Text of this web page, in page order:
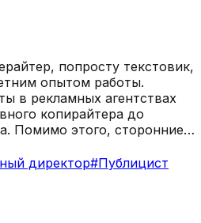
попросту текстовик,
опытом работы.
копирайтера до
Помимо этого, сторонние
разной тематики. Веду
о кино и не только:
директор#Публицист